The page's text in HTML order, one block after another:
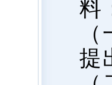
料
提